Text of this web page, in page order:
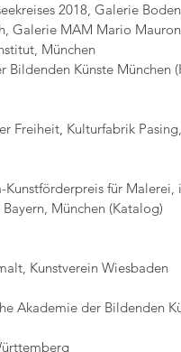
2018, Galerie
Galerie MAM Mario
München
Künste München
Freiheit, Kulturfabrik
für
München (Katalog)
Kunstverein Wiesbaden
Akademie der Bildenden